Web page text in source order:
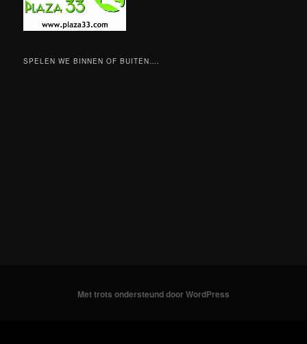
SPELEN WE BINNEN OF BUITEN….
Met trots ondersteund door WordPress